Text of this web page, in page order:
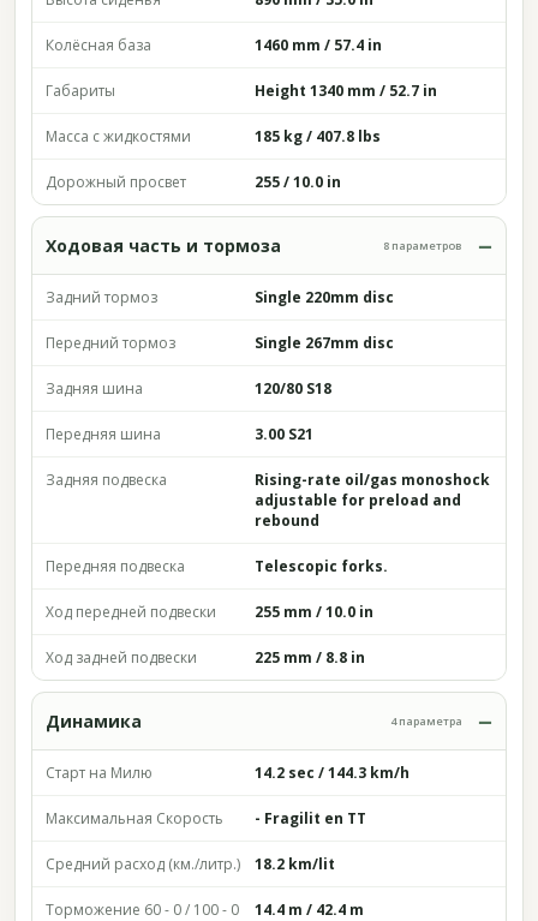
Колёсная база 1460 mm / 57.4 in
Габариты Height 1340 mm / 52.7 in
Масса с жидкостями 185 kg / 407.8 lbs
Дорожный просвет 255 / 10.0 in
Ходовая часть и тормоза 8 параметров
Задний тормоз Single 220mm disc
Передний тормоз Single 267mm disc
Задняя шина 120/80 S18
Передняя шина 3.00 S21
Задняя подвеска
Rising-rate oil/gas monoshock
adjustable for preload and
rebound
Передняя подвеска Telescopic forks.
Ход передней подвески 255 mm / 10.0 in
Ход задней подвески 225 mm / 8.8 in
Динамика 4 параметра
Старт на Милю 14.2 sec / 144.3 km/h
Максимальная Скорость - Fragilit en TT
Средний расход (км./литр.) 18.2 km/lit
Торможение 60 - 0 / 100 - 0 14.4 m / 42.4 m